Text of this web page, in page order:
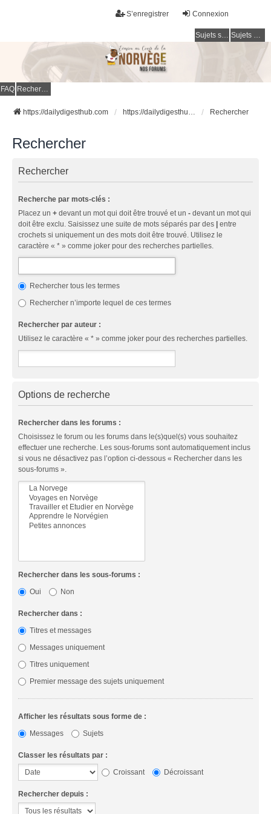
Connexion
S’enregistrer
Sujets sans réponse Sujets actifs
FAQ Rechercher
https://dailydigesthub.com https://dailydigesthub.com Rechercher
Rechercher
Rechercher
Recherche par mots-clés :
Placez un + devant un mot qui doit être trouvé et un - devant un mot qui
doit être exclu. Saisissez une suite de mots séparés par des
entre
crochets si uniquement un des mots doit être trouvé. Utilisez le
caractère « * » comme joker pour des recherches partielles.
Rechercher tous les termes
Rechercher n’importe lequel de ces termes
Rechercher par auteur :
Utilisez le caractère « * » comme joker pour des recherches partielles.
Options de recherche
Rechercher dans les forums :
Choisissez le forum ou les forums dans le(s)quel(s) vous souhaitez
effectuer une recherche. Les sous-forums sont automatiquement inclus
si vous ne désactivez pas l’option ci-dessous « Rechercher dans les
sous-forums ».
Rechercher dans les sous-forums :
Oui
Non
Rechercher dans :
Titres et messages
Messages uniquement
Titres uniquement
Premier message des sujets uniquement
Afficher les résultats sous forme de :
Messages
Sujets
Classer les résultats par :
Croissant
Décroissant
Rechercher depuis :